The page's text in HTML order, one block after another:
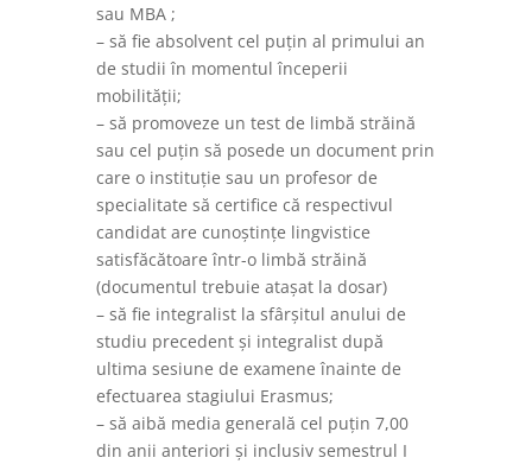
sau MBA ;
– să fie absolvent cel puțin al primului an
de studii în momentul începerii
mobilității;
– să promoveze un test de limbă străină
sau cel puțin să posede un document prin
care o instituție sau un profesor de
specialitate să certifice că respectivul
candidat are cunoștințe lingvistice
satisfăcătoare într-o limbă străină
(documentul trebuie atașat la dosar)
– să fie integralist la sfârșitul anului de
studiu precedent și integralist după
ultima sesiune de examene înainte de
efectuarea stagiului Erasmus;
– să aibă media generală cel puțin 7,00
din anii anteriori și inclusiv semestrul I